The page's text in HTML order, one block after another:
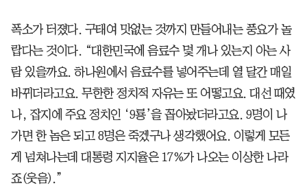
폭소가 터졌다. 구태여 맛없는 것까지 만들어내는 풍요가 놀
랍다는 것이다. “대한민국에 음료수 몇 개나 있는지 아는 사
람 있을까요. 하나원에서 음료수를 넣어주는데 열 달간 매일
바뀌더라고요. 무한한 정치적 자유는 또 어떻고요. 대선 때였
나, 잡지에 주요 정치인 ‘9룡’을 꼽아놨더라고요. 9명이 나
가면 한 놈은 되고 8명은 죽겠구나 생각했어요. 이렇게 모든
게 넘쳐나는데 대통령 지지율은 17%가 나오는 이상한 나라
죠(웃음).”